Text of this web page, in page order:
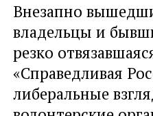
Внезапно
владельцы и
резко
«Справедливая
либеральные